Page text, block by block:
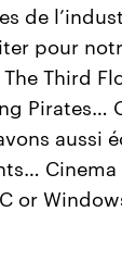
de
pour
Third
Pirates…
aussi
Cinema
or